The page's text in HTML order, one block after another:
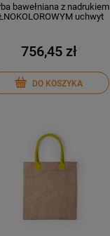
bawełniana z nadrukiem
uchwyt
756,45 zł
DO KOSZYKA